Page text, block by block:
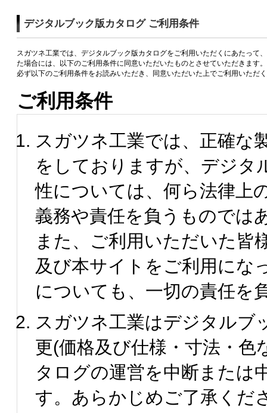
デジタルブック版カタログ ご利用条件
スガツネ工業では、デジタルブック版カタログをご利用いただくにあたっ
た場合には、以下のご利用条件に同意いただいたものとさせていただきます。
必ず以下のご利用条件をお読みいただき、同意いただいた上でご利用いただ
ご利用条件
スガツネ工業では、正確な
をしておりますが、デジタ
性については、何ら法律上
義務や責任を負うものでは
また、ご利用いただいた皆
及び本サイトをご利用にな
についても、一切の責任を
スガツネ工業はデジタルブ
更(価格及び仕様・寸法・
タログの運営を中断または
す。あらかじめご了承くだ